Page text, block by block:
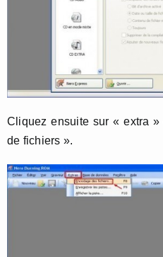
Cliquez ensuite sur « extra
de fichiers ».